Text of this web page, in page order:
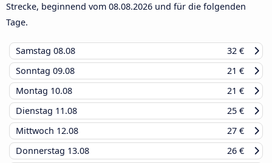
Strecke, beginnend vom 08.08.2026 und für die folgenden
Tage.
Samstag 08.08
32 €
Sonntag 09.08
21 €
Montag 10.08
21 €
Dienstag 11.08
25 €
Mittwoch 12.08
27 €
Donnerstag 13.08
26 €